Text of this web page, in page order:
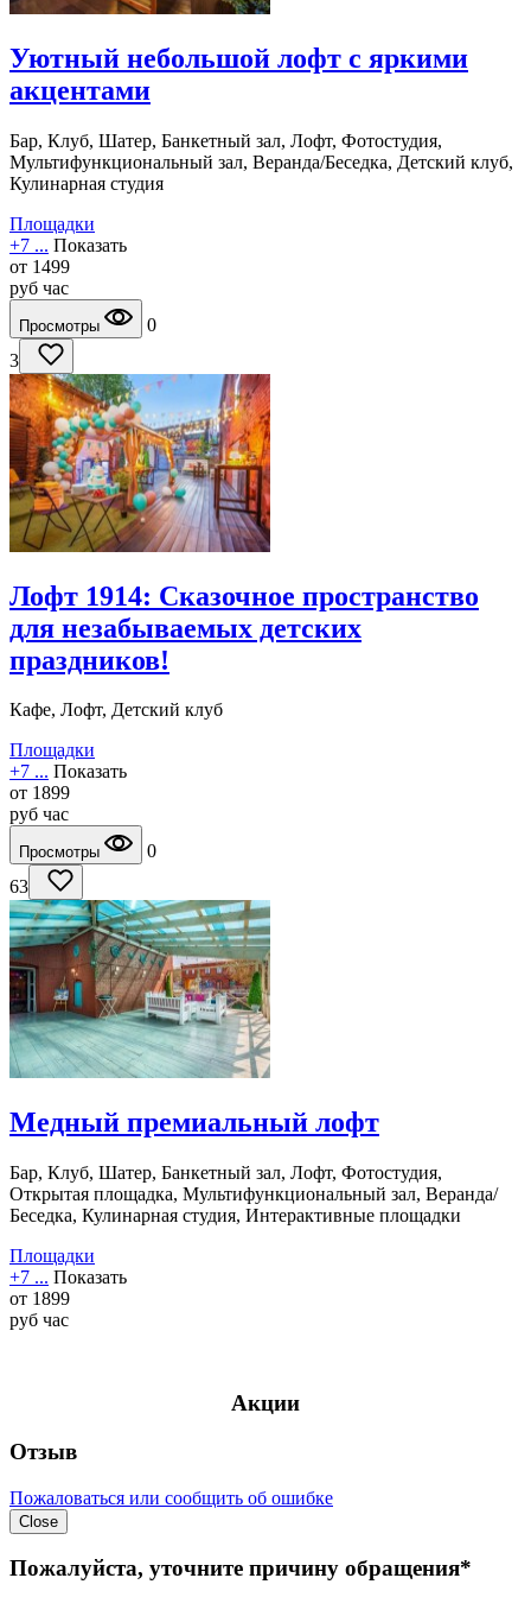
Уютный небольшой лофт с яркими
акцентами
Бар, Клуб, Шатер, Банкетный зал, Лофт, Фотостудия,
Мультифункциональный зал, Веранда/Беседка, Детский клуб,
Кулинарная студия
Площадки
+7 ... Показать
от 1499
руб час
Просмотры
0
3
Лофт 1914: Сказочное пространство
для незабываемых детских
праздников!
Кафе, Лофт, Детский клуб
Площадки
+7 ... Показать
от 1899
руб час
Просмотры
0
63
Медный премиальный лофт
Бар, Клуб, Шатер, Банкетный зал, Лофт, Фотостудия,
Открытая площадка, Мультифункциональный зал, Веранда/
Беседка, Кулинарная студия, Интерактивные площадки
Площадки
+7 ... Показать
от 1899
руб час
Акции
Отзыв
Пожаловаться или сообщить об ошибке
Close
Пожалуйста, уточните причину обращения*